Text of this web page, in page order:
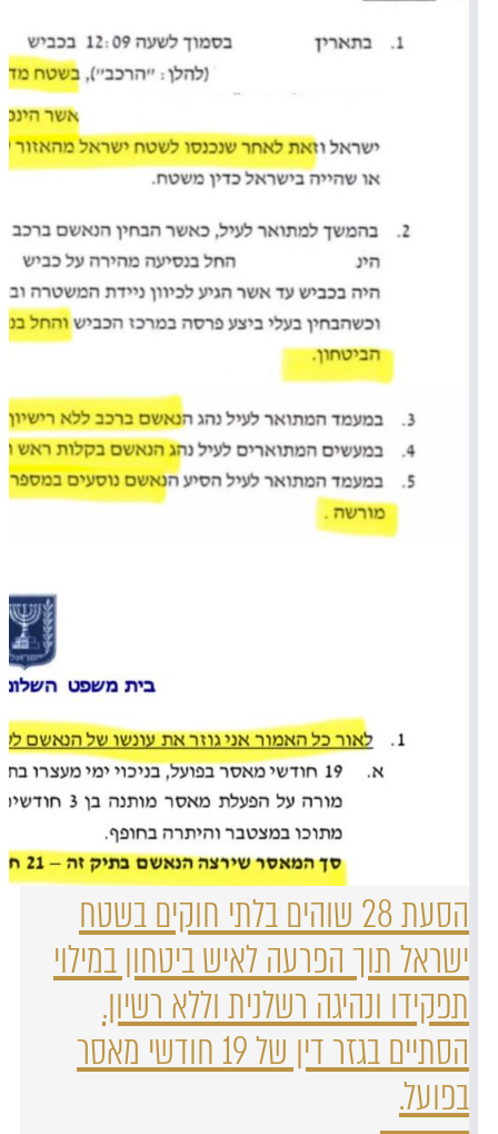
הסעת 28 שוהים בלתי חוקים בשטח
ישראל תוך הפרעה לאיש ביטחון במילוי
תפקידו ונהיגה רשלנית וללא רשיון.
הסתיים בגזר דין של 19 חודשי מאסר
בפועל.